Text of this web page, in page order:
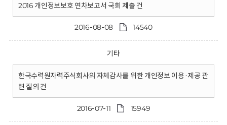
2016 개인정보보호 연차보고서 국회 제출 건
2016-08-08 14540
기타
한국수력원자력주식회사의 자체감사를 위한 개인정보 이용·제공 관
련 질의 건
2016-07-11 15949